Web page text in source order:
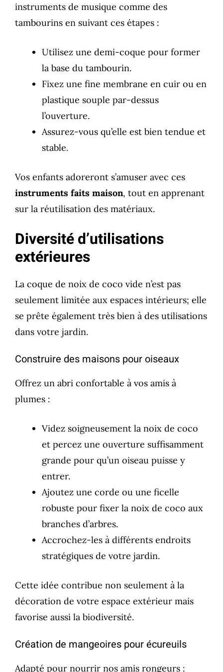
instruments de musique comme des
tambourins en suivant ces étapes :
Utilisez une demi-coque pour former
la base du tambourin.
Fixez une fine membrane en cuir ou en
plastique souple par-dessus
l’ouverture.
Assurez-vous qu’elle est bien tendue et
stable.
Vos enfants adoreront s’amuser avec ces
instruments faits maison, tout en apprenant
sur la réutilisation des matériaux.
Diversité d’utilisations
extérieures
La coque de noix de coco vide n’est pas
seulement limitée aux espaces intérieurs; elle
se prête également très bien à des utilisations
dans votre jardin.
Construire des maisons pour oiseaux
Offrez un abri confortable à vos amis à
plumes :
Videz soigneusement la noix de coco
et percez une ouverture suffisamment
grande pour qu’un oiseau puisse y
entrer.
Ajoutez une corde ou une ficelle
robuste pour fixer la noix de coco aux
branches d’arbres.
Accrochez-les à différents endroits
stratégiques de votre jardin.
Cette idée contribue non seulement à la
décoration de votre espace extérieur mais
favorise aussi la biodiversité.
Création de mangeoires pour écureuils
Adapté pour nourrir nos amis rongeurs :